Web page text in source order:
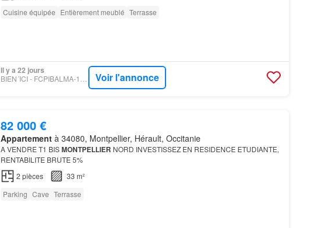
Cuisine équipée Entièrement meublé Terrasse
Il y a 22 jours
Voir l'annonce
82 000 €
Appartementà 34080, Montpellier, Hérault, Occitanie
A VENDRE T1 BISMONTPELLIER NORD INVESTISSEZ EN RESIDENCE ETUDIANTE,
RENTABILITE BRUTE 5%
2 pièces
33 m²
Parking Cave Terrasse